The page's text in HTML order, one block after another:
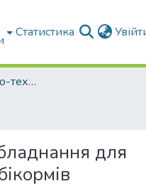
Статистика
Факультет Механіко-технологічний
для